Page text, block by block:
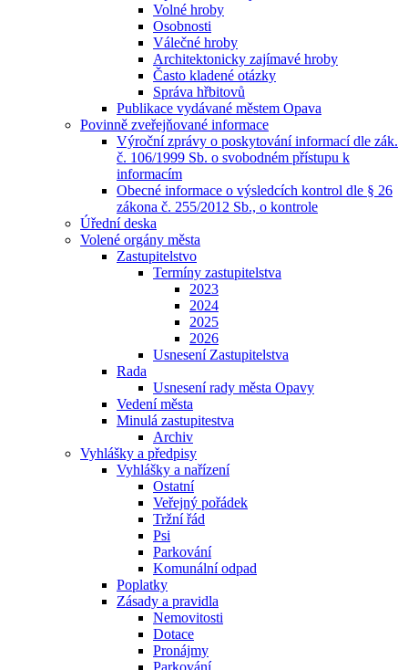
Volné hroby
Osobnosti
Válečné hroby
Architektonicky zajímavé hroby
Často kladené otázky
Správa hřbitovů
Publikace vydávané městem Opava
Povinně zveřejňované informace
Výroční zprávy o poskytování informací dle zák.
č. 106/1999 Sb. o svobodném přístupu k
informacím
Obecné informace o výsledcích kontrol dle § 26
zákona č. 255/2012 Sb., o kontrole
Úřední deska
Volené orgány města
Zastupitelstvo
Termíny zastupitelstva
2023
2024
2025
2026
Usnesení Zastupitelstva
Rada
Usnesení rady města Opavy
Vedení města
Minulá zastupitestva
Archiv
Vyhlášky a předpisy
Vyhlášky a nařízení
Ostatní
Veřejný pořádek
Tržní řád
Psi
Parkování
Komunální odpad
Poplatky
Zásady a pravidla
Nemovitosti
Dotace
Pronájmy